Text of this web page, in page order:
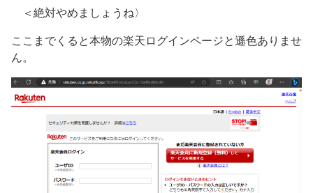
＜絶対やめましょうね〉
ここまでくると本物の楽天ログインページと遜色ありませ
ん。